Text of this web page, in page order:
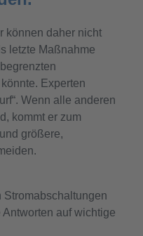
können daher nicht
letzte Maßnahme
Experten
Wenn alle anderen
kommt er zum
größere,
auf wichtige